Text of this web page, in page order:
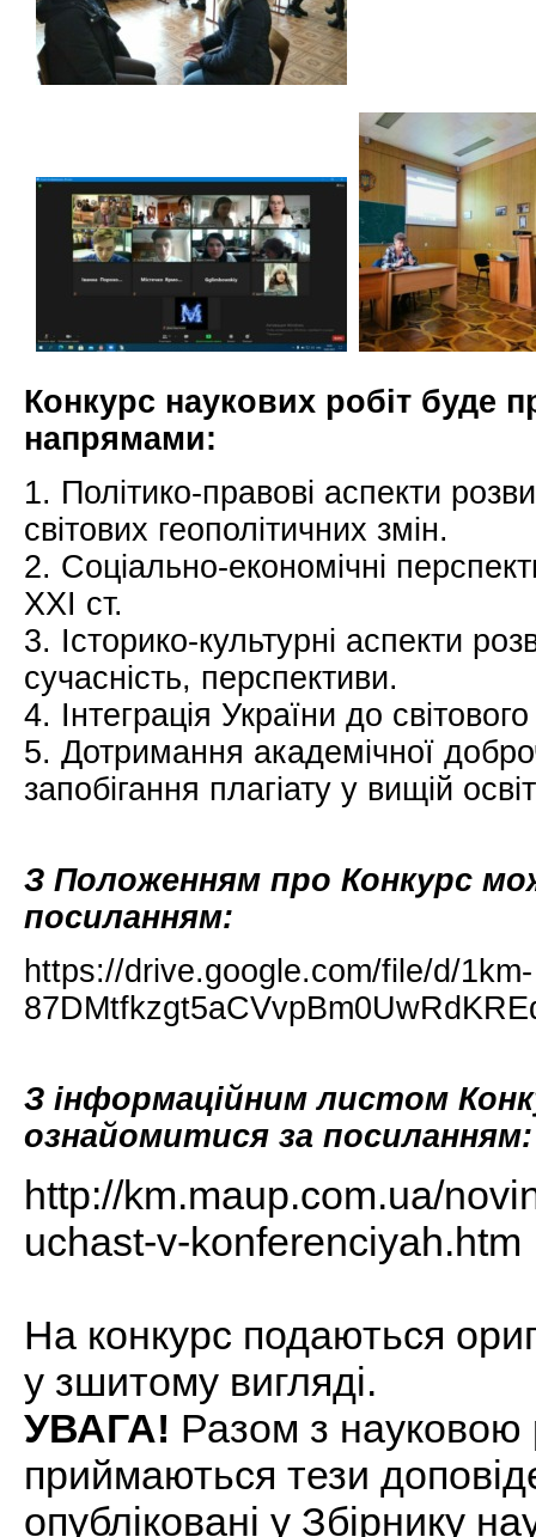
Конкурс наукових робіт буде
напрямами:
1. Політико-правові аспекти
світових геополітичних змін.
2. Соціально-економічні
ХХІ ст.
3. Історико-культурні аспекти
сучасність, перспективи.
4. Інтеграція України до
5. Дотримання академічної
запобігання плагіату у вищій
З Положенням про Конкурс
посиланням:
https://drive.google.com/file/d/1km-
З інформаційним листом
ознайомитися за посиланням:
http://km.maup.com.ua/
uchast-v-konferenciyah.htm
На конкурс подаються
у зшитому вигляді.
УВАГА! Разом з
приймаються тези
опубліковані у Збірнику